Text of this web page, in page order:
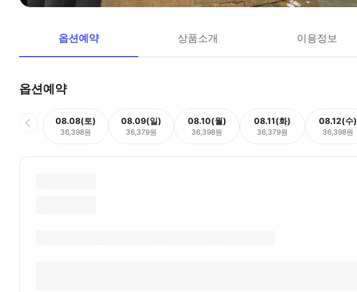
옵션예약 상품소개 이용정보
옵션예약
08.08(토)
36,398원
08.09(일)
36,379원
08.10(월)
36,398원
08.11(화)
36,379원
08.12(수)
36,398원